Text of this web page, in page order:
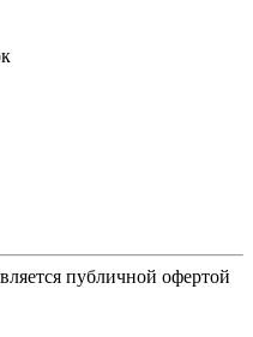
публичной офертой